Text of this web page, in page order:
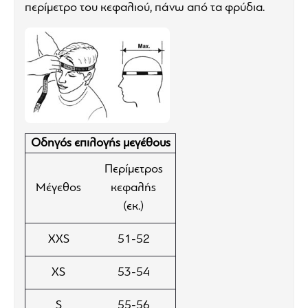
εξαιρετική ορατότητα, βελτιστοποιημένο αερισμό και
μαλακή εσωτερική επένδυση. Για την κατασκευή του,
η SHOEI έχει συνδυάσει ένα μείγμα οργανικών και
σύνθετων ινών σε διάφορα στρώματα,
επιτυγχάνοντας έτσι ένα εξωτερικό κέλυφος που
απορροφά τις κρούσεις. Ένα από τα ξεχωριστά
χαρακτηριστικά του NXR 2 είναι ότι το κέλυφος
έρχεται σε τέσσερα διαφορετικά μεγέθη. Το κράνος
είναι λίγο πιο βαρύ από το προηγούμενο μοντέλο και
ο λόγος αύξησης βάρους οφείλεται στις επιπλέον
απαιτήσεις των νέων προδιαγραφών ασφαλείας.
Η ζελατίνα του κράνους έχει υποστεί την πιο μεγάλη
αναβάθμιση, βελτιωμένη από πολλές απόψεις. Έχει
νέο σύστημα κλειδώματος στο κέντρο και όχι το
περίμετρο του κεφαλιού, πάνω από τα φρύδια.
Οδηγός επιλογής μεγέθους
Μέγεθος
Περίμετρος
κεφαλής
(εκ.)
XXS 51-52
XS 53-54